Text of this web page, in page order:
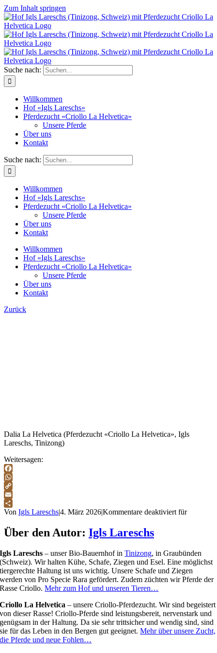
Zum Inhalt springen
Suche nach:
Willkommen
Hof «Igls Lareschs»
Pferdezucht «Criollo La Helvetica»
Unsere Pferde
Über uns
Kontakt
Suche nach:
Willkommen
Hof «Igls Lareschs»
Pferdezucht «Criollo La Helvetica»
Unsere Pferde
Über uns
Kontakt
Willkommen
Hof «Igls Lareschs»
Pferdezucht «Criollo La Helvetica»
Unsere Pferde
Über uns
Kontakt
Zurück
Dalia La Helvetica (Pferdezucht «Criollo La Helvetica», Igls
Lareschs, Tinizong)
Weitersagen:
Facebook
WhatsApp
Copy
Link
Email
Teilen
Von Igls Lareschs|4. März 2026|Kommentare deaktiviert für
Über den Autor: Igls Lareschs
Igls Lareschs – unser Bio-Bauernhof inTinizong, in Graubünden
(Schweiz). Wir halten Kühe, Schafe, Ziegen und Esel. Eine möglichst
tiergerechte Haltung ist uns wichtig. Unsere Schafe und Ziegen
werden von Pro Specie Rara gefördert. Zudem züchten wir Pferde der
Rasse Criollo.Mehr zum Hof und unseren Tieren…
Criollo La Helvetica – unsere Criollo-Pferdezucht. Wir sind begeistert
von dieser Rasse! Criollo-Pferde sind leistungsbereit, nervenstark und
genügsam in der Haltung. Da sie sehr trittsicher und wendig sind, sind
sie für das Leben in den Bergen gut geeignet.Mehr über unsere Zucht,
die Pferde und neue Fohlen…